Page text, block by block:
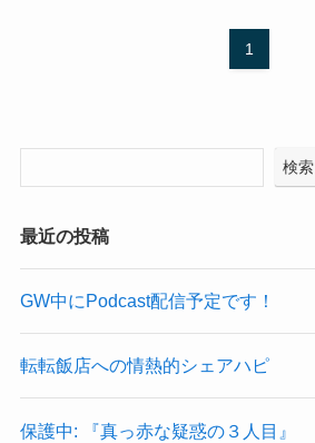
1
検索
最近の投稿
GW中にPodcast配信予定です！
転転飯店への情熱的シェアハピ
保護中: 『真っ赤な疑惑の３人目』